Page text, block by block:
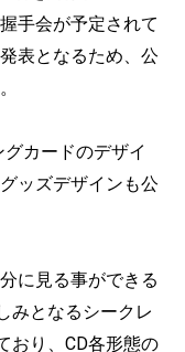
手会が予定されて
表となるため、公
カードのデザイ
ッズデザインも公
に見る事ができる
みとなるシークレ
おり、CD各形態の